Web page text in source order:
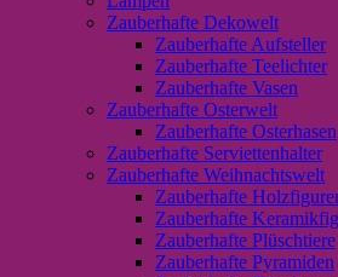
Zauberhafte Dekowelt
Zauberhafte Aufsteller
Zauberhafte Teelichter
Zauberhafte Vasen
Zauberhafte Osterwelt
Zauberhafte Osterhasen
Zauberhafte Serviettenhalter
Zauberhafte Weihnachtswelt
Zauberhafte
Zauberhafte
Zauberhafte Plüschtiere
Zauberhafte Pyramiden